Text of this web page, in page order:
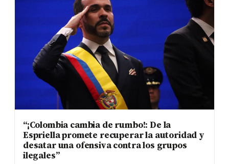
“¡Colombia cambia de rumbo!: De la
Espriella promete recuperar la autoridad y
desatar una ofensiva contra los grupos
ilegales”